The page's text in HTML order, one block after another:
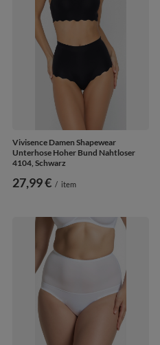
Vivisence Damen Shapewear
Unterhose Hoher Bund Nahtloser
4104, Schwarz
27,99 € / item